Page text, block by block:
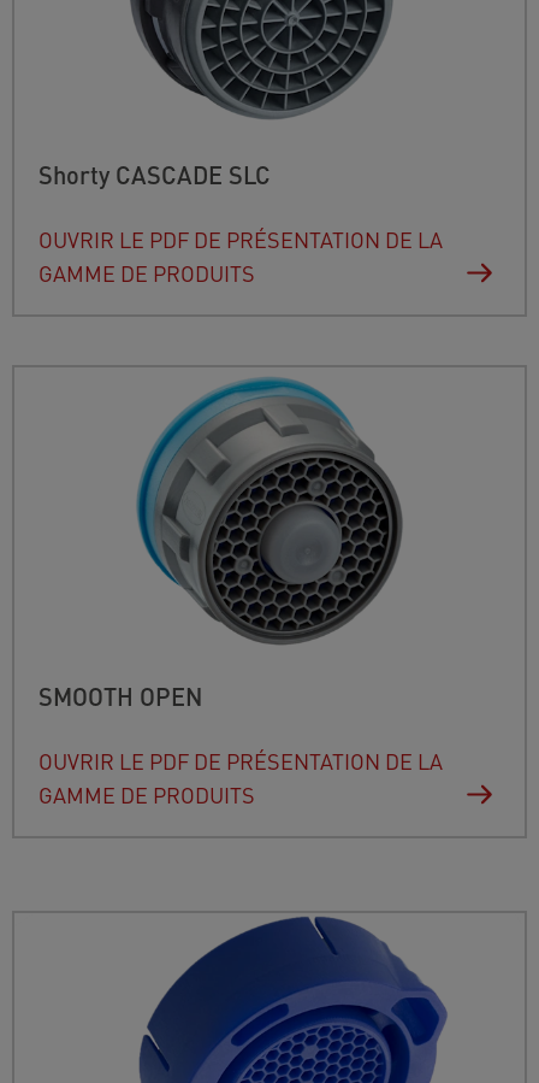
Shorty CASCADE SLC
OUVRIR LE PDF DE PRÉSENTATION DE LA
GAMME DE PRODUITS
SMOOTH OPEN
OUVRIR LE PDF DE PRÉSENTATION DE LA
GAMME DE PRODUITS